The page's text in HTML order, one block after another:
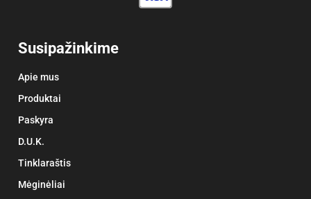
Susipažinkime
Apie mus
Produktai
Paskyra
D.U.K.
Tinklaraštis
Mėginėliai